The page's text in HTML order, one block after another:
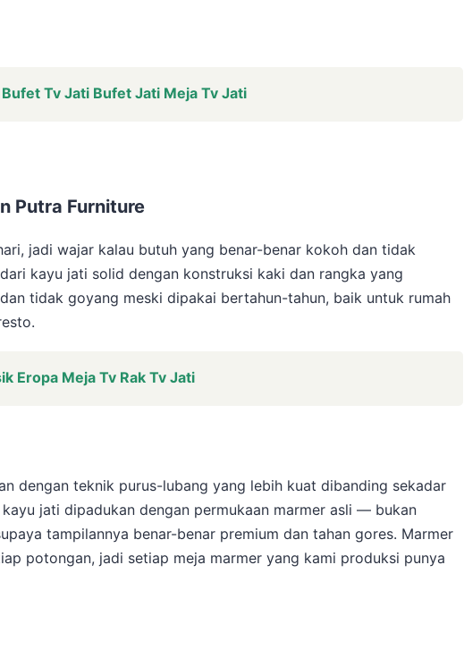
Tv Jati Bufet Jati Meja Tv Jati
Putra Furniture
jadi wajar kalau butuh yang benar-benar kokoh dan tidak
kayu jati solid dengan konstruksi kaki dan rangka yang
tidak goyang meski dipakai bertahun-tahun, baik untuk rumah
Eropa Meja Tv Rak Tv Jati
dengan teknik purus-lubang yang lebih kuat dibanding sekadar
jati dipadukan dengan permukaan marmer asli — bukan
tampilannya benar-benar premium dan tahan gores. Marmer
potongan, jadi setiap meja marmer yang kami produksi punya